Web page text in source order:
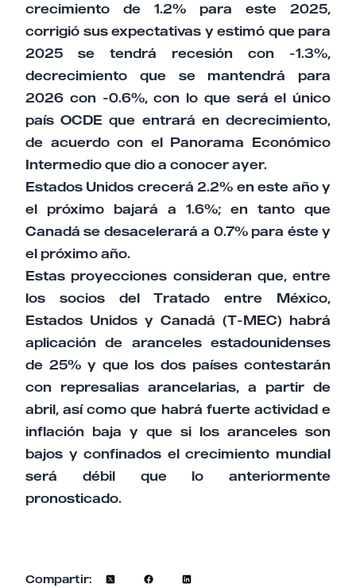
crecimiento de 1.2% para este 2025,
corrigió sus expectativas y estimó que para
2025 se tendrá recesión con -1.3%,
decrecimiento que se mantendrá para
2026 con -0.6%, con lo que será el único
país OCDE que entrará en decrecimiento,
de acuerdo con el Panorama Económico
Intermedio que dio a conocer ayer.
Estados Unidos crecerá 2.2% en este año y
el próximo bajará a 1.6%; en tanto que
Canadá se desacelerará a 0.7% para éste y
el próximo año.
Estas proyecciones consideran que, entre
los socios del Tratado entre México,
Estados Unidos y Canadá (T-MEC) habrá
aplicación de aranceles estadounidenses
de 25% y que los dos países contestarán
con represalias arancelarias, a partir de
abril, así como que habrá fuerte actividad e
inflación baja y que si los aranceles son
bajos y confinados el crecimiento mundial
será débil que lo anteriormente
pronosticado.
Compartir: